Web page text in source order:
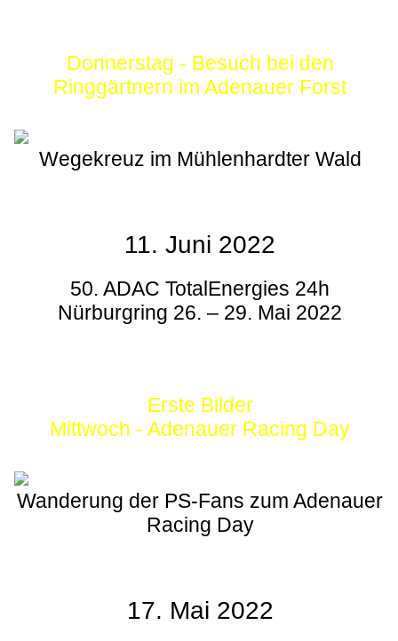
Donnerstag - Besuch bei den
Ringgärtnern im Adenauer Forst
Wegekreuz im Mühlenhardter Wald
11. Juni 2022
50. ADAC TotalEnergies 24h
Nürburgring 26. – 29. Mai 2022
Erste Bilder
Mittwoch - Adenauer Racing Day
Wanderung der PS-Fans zum Adenauer
Racing Day
17. Mai 2022